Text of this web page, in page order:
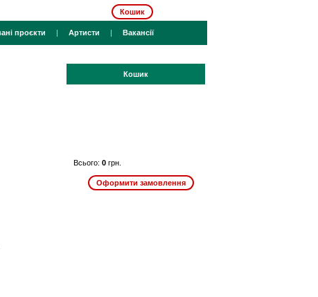
Кошик
проєкти | Артисти | Вакансії
Кошик
Всього: 0 грн.